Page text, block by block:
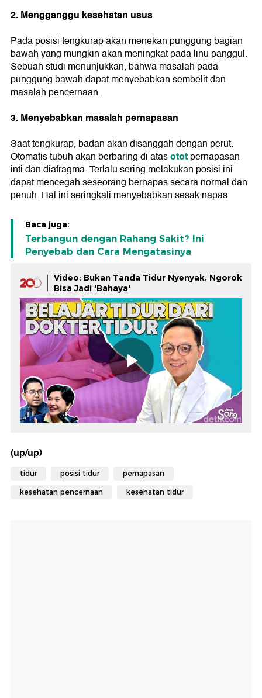
2. Mengganggu kesehatan usus
Pada posisi tengkurap akan menekan punggung bagian
bawah yang mungkin akan meningkat pada linu panggul.
Sebuah studi menunjukkan, bahwa masalah pada
punggung bawah dapat menyebabkan sembelit dan
masalah pencernaan.
3. Menyebabkan masalah pernapasan
Saat tengkurap, badan akan disanggah dengan perut.
Otomatis tubuh akan berbaring di atasototpernapasan
inti dan diafragma. Terlalu sering melakukan posisi ini
dapat mencegah seseorang bernapas secara normal dan
penuh. Hal ini seringkali menyebabkan sesak napas.
Baca juga:
Terbangun dengan Rahang Sakit? Ini
Penyebab dan Cara Mengatasinya
Video: Bukan Tanda Tidur Nyenyak, Ngorok
Bisa Jadi 'Bahaya'
(up/up)
tidur posisi tidur pernapasan
kesehatan pencernaan kesehatan tidur